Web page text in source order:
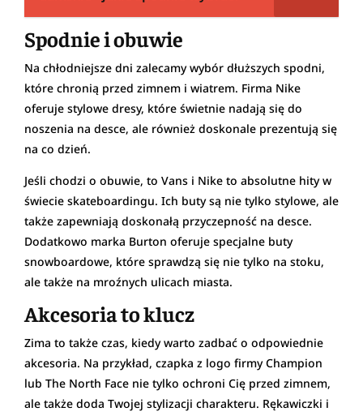
Spodnie i obuwie
Na chłodniejsze dni zalecamy wybór dłuższych spodni,
które chronią przed zimnem i wiatrem. Firma Nike
oferuje stylowe dresy, które świetnie nadają się do
noszenia na desce, ale również doskonale prezentują się
na co dzień.
Jeśli chodzi o obuwie, to Vans i Nike to absolutne hity w
świecie skateboardingu. Ich buty są nie tylko stylowe, ale
także zapewniają doskonałą przyczepność na desce.
Dodatkowo marka Burton oferuje specjalne buty
snowboardowe, które sprawdzą się nie tylko na stoku,
ale także na mroźnych ulicach miasta.
Akcesoria to klucz
Zima to także czas, kiedy warto zadbać o odpowiednie
akcesoria. Na przykład, czapka z logo firmy Champion
lub The North Face nie tylko ochroni Cię przed zimnem,
ale także doda Twojej stylizacji charakteru. Rękawiczki i